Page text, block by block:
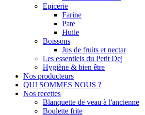
Epicerie
Farine
Pate
Huile
Boissons
Jus de fruits et nectar
Les essentiels du Petit Dej
Hygiène & bien être
Nos producteurs
QUI SOMMES NOUS ?
Nos recettes
Blanquette de veau à l'ancienne
Boulette frite